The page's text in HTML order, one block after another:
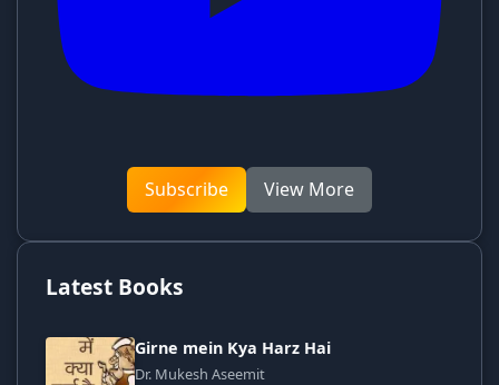
Subscribe View More
Latest Books
Girne mein Kya Harz Hai
Dr. Mukesh Aseemit